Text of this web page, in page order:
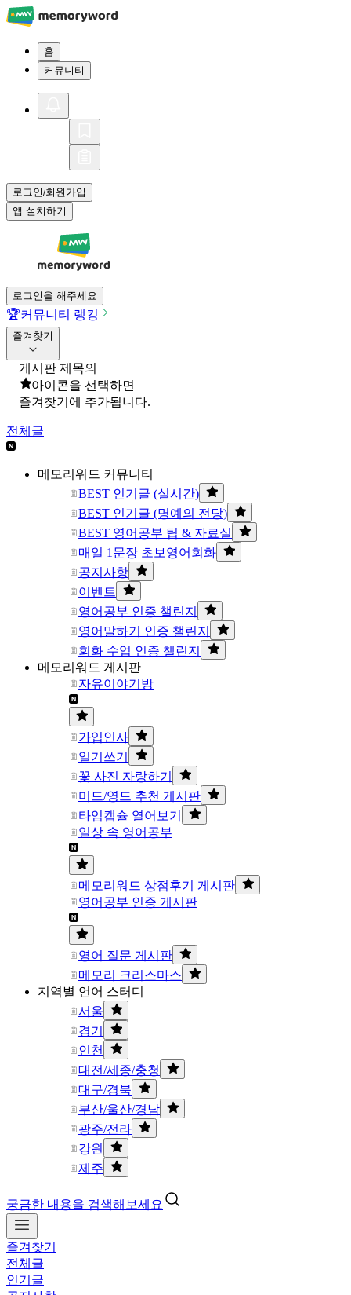
홈
커뮤니티
로그인/회원가입
앱 설치하기
로그인을 해주세요
🏆커뮤니티 랭킹
즐겨찾기
게시판 제목의
아이콘을 선택하면
즐겨찾기에 추가됩니다.
전체글
메모리워드 커뮤니티
BEST 인기글 (실시간)
BEST 인기글 (명예의 전당)
BEST 영어공부 팁 & 자료실
매일 1문장 초보영어회화
공지사항
이벤트
영어공부 인증 챌린지
영어말하기 인증 챌린지
회화 수업 인증 챌린지
메모리워드 게시판
자유이야기방
가입인사
일기쓰기
꽃 사진 자랑하기
미드/영드 추천 게시판
타임캡슐 열어보기
일상 속 영어공부
메모리워드 상점후기 게시판
영어공부 인증 게시판
영어 질문 게시판
메모리 크리스마스
지역별 언어 스터디
서울
경기
인천
대전/세종/충청
대구/경북
부산/울산/경남
광주/전라
강원
제주
궁금한 내용을 검색해보세요
즐겨찾기
전체글
인기글